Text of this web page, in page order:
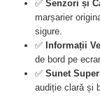
Suport Telefon
Lanterne
Senzori
Electrice auto
✅ Senzori și
marșarier
sigure.
✅ Informații
de bord pe
✅ Sunet
audiție clară și